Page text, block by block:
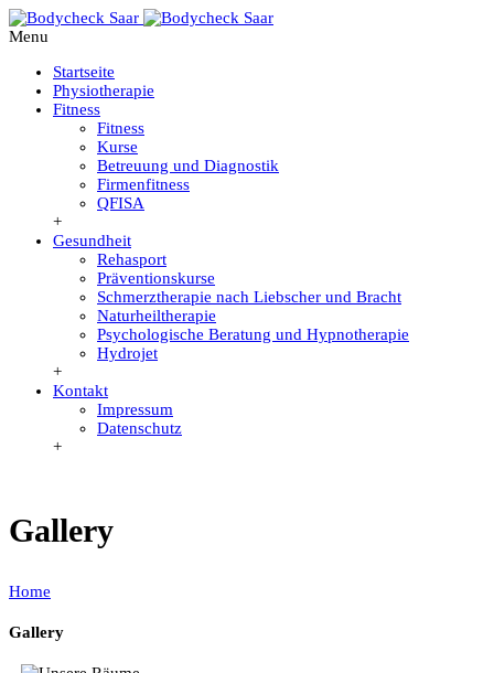
Menu
Startseite
Physiotherapie
Fitness
Fitness
Kurse
Betreuung und Diagnostik
Firmenfitness
QFISA
+
Gesundheit
Rehasport
Präventionskurse
Schmerztherapie nach Liebscher und Bracht
Naturheiltherapie
Psychologische Beratung und Hypnotherapie
Hydrojet
+
Kontakt
Impressum
Datenschutz
+
Gallery
Home
Gallery